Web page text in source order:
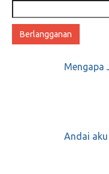
Masih Soal
Grobogan Yang
0
KEREN! Aksi
email
Mengapa
Andai